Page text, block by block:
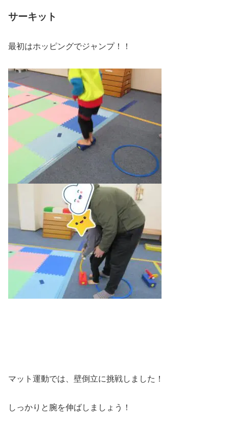
サーキット
最初はホッピングでジャンプ！！
マット運動では、壁倒立に挑戦しました！
しっかりと腕を伸ばしましょう！